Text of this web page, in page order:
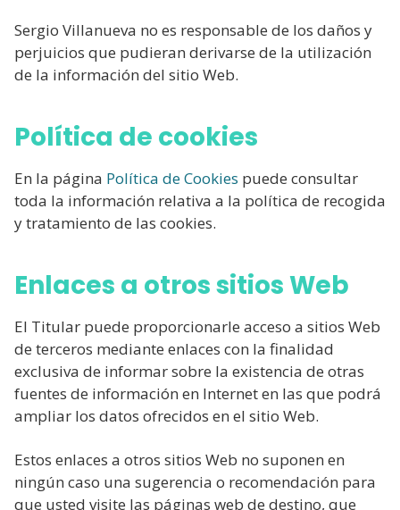
Sergio Villanueva no es responsable de los daños y
perjuicios que pudieran derivarse de la utilización
de la información del sitio Web.
Política de cookies
En la página Política de Cookies puede consultar
toda la información relativa a la política de recogida
y tratamiento de las cookies.
Enlaces a otros sitios Web
El Titular puede proporcionarle acceso a sitios Web
de terceros mediante enlaces con la finalidad
exclusiva de informar sobre la existencia de otras
fuentes de información en Internet en las que podrá
ampliar los datos ofrecidos en el sitio Web.
Estos enlaces a otros sitios Web no suponen en
ningún caso una sugerencia o recomendación para
que usted visite las páginas web de destino, que